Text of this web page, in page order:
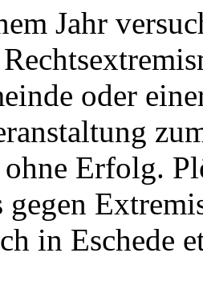
Jahr
oder
Erfolg.
in Eschede